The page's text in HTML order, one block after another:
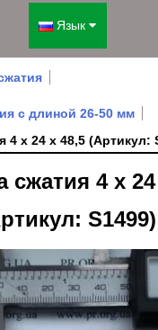
Язык
с длиной 26-50 мм
4 х 24 х 48,5 (Артикул:
сжатия 4 х 24
S1499)